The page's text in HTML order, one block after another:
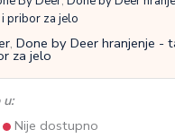
pribor za jelo
, Done by Deer hranjenje -
za jelo
Nije dostupno